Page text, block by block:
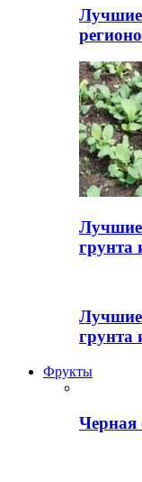
Лучшие
грунта
Лучшие
грунта
Фрукты
Черная